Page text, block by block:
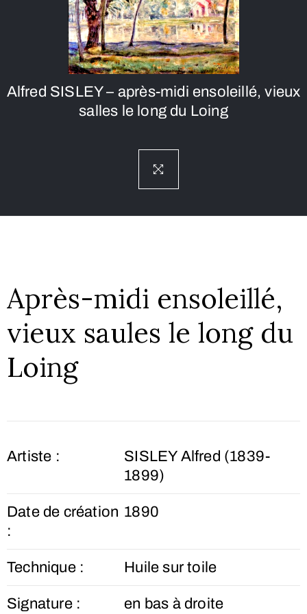
Alfred SISLEY – après-midi ensoleillé, vieux
salles le long du Loing
Après-midi ensoleillé,
vieux saules le long du
Loing
Artiste :
SISLEY Alfred (1839-
1899)
Date de création
:
1890
Technique : Huile sur toile
Signature : en bas à droite